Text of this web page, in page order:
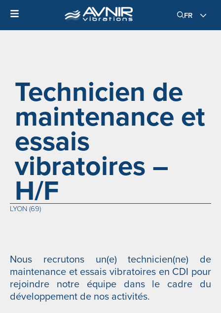
FR
Technicien de
maintenance et
essais
vibratoires –
H/F
LYON (69)
Nous recrutons un(e) technicien(ne) de
maintenance et essais vibratoires en CDI pour
rejoindre notre équipe dans le cadre du
développement de nos activités.